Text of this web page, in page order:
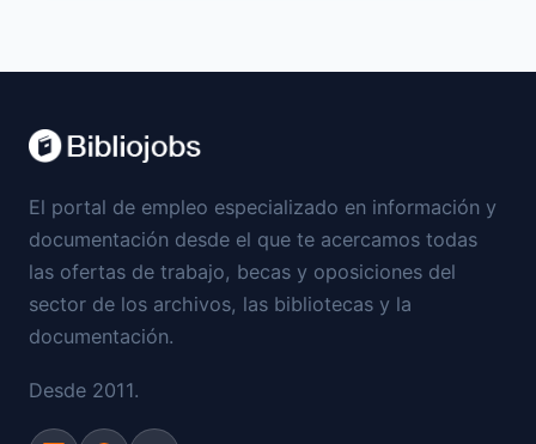
El portal de empleo especializado en información y
documentación desde el que te acercamos todas
las ofertas de trabajo, becas y oposiciones del
sector de los archivos, las bibliotecas y la
documentación.
Desde 2011.